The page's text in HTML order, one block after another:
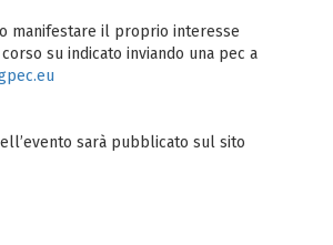
manifestare il proprio interesse
su indicato inviando una pec a
sarà pubblicato sul sito